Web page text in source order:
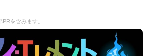
を含みます。